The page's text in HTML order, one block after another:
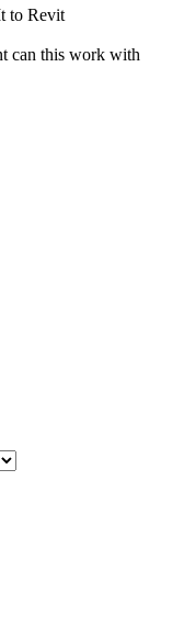
to Revit
can this work with